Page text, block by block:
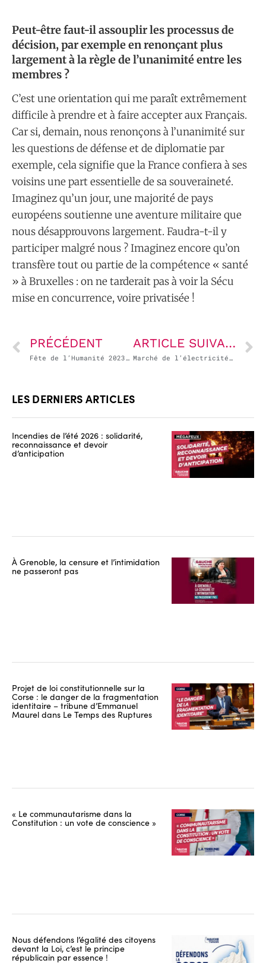
Peut-être faut-il assouplir les processus de
décision, par exemple en renonçant plus
largement à la règle de l’unanimité entre les
membres ?
C’est une orientation qui me paraît extrêmement
difficile à prendre et à faire accepter aux Français.
Car si, demain, nous renonçons à l’unanimité sur
les questions de défense et de diplomatie par
exemple, cela signifie que la France confiera à ses
voisins une part essentielle de sa souveraineté.
Imaginez qu’un jour, une majorité de pays
européens soutienne une aventure militaire que
nous désapprouvons largement. Faudra-t-il y
participer malgré nous ? Imaginez encore qu’on
transfère tout ou partie de la compétence « santé
» à Bruxelles : on ne tarderait pas à voir la Sécu
mise en concurrence, voire privatisée !
PRÉCÉDENT
Fête de l’Humanité 2023 : Carte blanche à Gérard Streiff sur Missak Manouchian – dimanche 17 septembre
ARTICLE SUIVANT
Marché de l’électricité : comment tout a disjoncté ! (débat à la Fête de L’Humanité 2023)
LES DERNIERS ARTICLES
Incendies de l’été 2026 : solidarité,
reconnaissance et devoir
d’anticipation
À Grenoble, la censure et l’intimidation
ne passeront pas
Projet de loi constitutionnelle sur la
Corse : le danger de la fragmentation
identitaire – tribune d’Emmanuel
Maurel dans Le Temps des Ruptures
« Le communautarisme dans la
Constitution : un vote de conscience »
Nous défendons l’égalité des citoyens
devant la Loi, c’est le principe
républicain par essence !